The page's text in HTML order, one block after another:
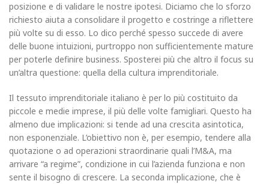
posizione e di validare le nostre ipotesi. Diciamo che lo sforzo
richiesto aiuta a consolidare il progetto e costringe a riflettere
più volte su di esso. Lo dico perché spesso succede di avere
delle buone intuizioni, purtroppo non sufficientemente mature
per poterle definire business. Sposterei più che altro il focus su
un’altra questione: quella della cultura imprenditoriale.
Il tessuto imprenditoriale italiano è per lo più costituito da
piccole e medie imprese, il più delle volte famigliari. Questo ha
almeno due implicazioni: si tende ad una crescita asintotica,
non esponenziale. L’obiettivo non è, per esempio, tendere alla
quotazione o ad operazioni straordinarie quali l’M&A, ma
arrivare “a regime”, condizione in cui l’azienda funziona e non
sente il bisogno di crescere. La seconda implicazione, che è